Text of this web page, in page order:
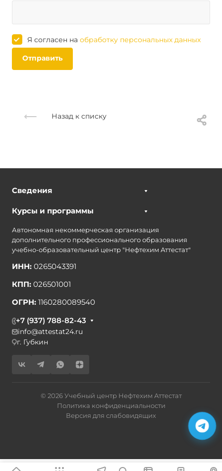
Я согласен на обработку персональных данных
Отправить
Назад к списку
Сведения
Курсы и программы
Автономная некоммерческая организация
дополнительного профессионального образования
учебно-образовательный центр "Нефтехим Аттестат"
ИНН: 0265043391
КПП: 026501001
ОГРН: 1160280089540
+7 (937) 788-82-43
info@attestat24.ru
г. Губкин
© 2026 Учебный центр Нефтехим Аттестат
Политика конфиденциальности
Версия для слабовидящих